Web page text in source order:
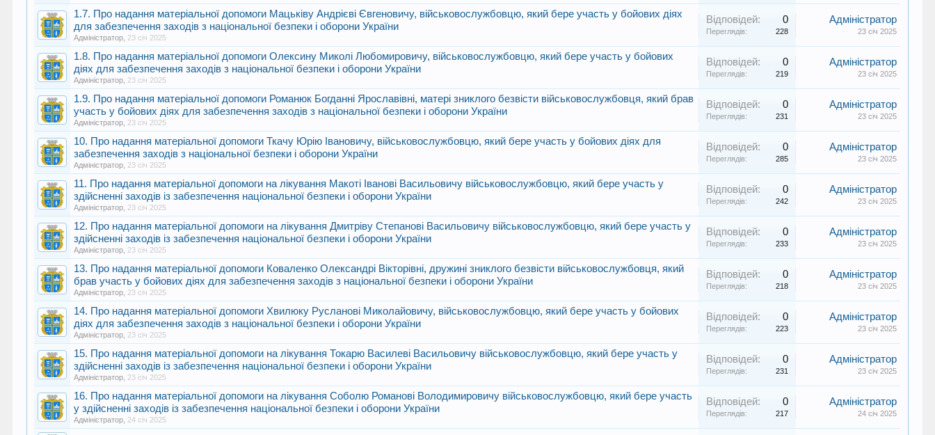
1.7. Про надання матеріальної допомоги Мацьківу Андрієві Євгеновичу, військовослужбовцю, який бере участь у бойових діях
для забезпечення заходів з національної безпеки і оборони України
Адміністратор 23 січ 2025
Відповідей: 0
Переглядів: 228
Адміністратор
23 січ 2025
1.8. Про надання матеріальної допомоги Олексину Миколі Любомировичу, військовослужбовцю, який бере участь у бойових
діях для забезпечення заходів з національної безпеки і оборони України
Адміністратор 23 січ 2025
Відповідей: 0
Переглядів: 219
Адміністратор
23 січ 2025
1.9. Про надання матеріальної допомоги Романюк Богданні Ярославівні, матері зниклого безвісти військовослужбовця, який брав
участь у бойових діях для забезпечення заходів з національної безпеки і оборони України
Адміністратор 23 січ 2025
Відповідей: 0
Переглядів: 231
Адміністратор
23 січ 2025
10. Про надання матеріальної допомоги Ткачу Юрію Івановичу, військовослужбовцю, який бере участь у бойових діях для
забезпечення заходів з національної безпеки і оборони України
Адміністратор 23 січ 2025
Відповідей: 0
Переглядів: 285
Адміністратор
23 січ 2025
11. Про надання матеріальної допомоги на лікування Макоті Іванові Васильовичу військовослужбовцю, який бере участь у
здійсненні заходів із забезпечення національної безпеки і оборони України
Адміністратор 23 січ 2025
Відповідей: 0
Переглядів: 242
Адміністратор
23 січ 2025
12. Про надання матеріальної допомоги на лікування Дмитріву Степанові Васильовичу військовослужбовцю, який бере участь у
здійсненні заходів із забезпечення національної безпеки і оборони України
Адміністратор 23 січ 2025
Відповідей: 0
Переглядів: 233
Адміністратор
23 січ 2025
13. Про надання матеріальної допомоги Коваленко Олександрі Вікторівні, дружині зниклого безвісти військовослужбовця, який
брав участь у бойових діях для забезпечення заходів з національної безпеки і оборони України
Адміністратор 23 січ 2025
Відповідей: 0
Переглядів: 218
Адміністратор
23 січ 2025
14. Про надання матеріальної допомоги Хвилюку Русланові Миколайовичу, військовослужбовцю, який бере участь у бойових
діях для забезпечення заходів з національної безпеки і оборони України
Адміністратор 23 січ 2025
Відповідей: 0
Переглядів: 223
Адміністратор
23 січ 2025
15. Про надання матеріальної допомоги на лікування Токарю Василеві Васильовичу військовослужбовцю, який бере участь у
здійсненні заходів із забезпечення національної безпеки і оборони України
Адміністратор 23 січ 2025
Відповідей: 0
Переглядів: 231
Адміністратор
23 січ 2025
16. Про надання матеріальної допомоги на лікування Соболю Романові Володимировичу військовослужбовцю, який бере участь
у здійсненні заходів із забезпечення національної безпеки і оборони України
Адміністратор 24 січ 2025
Відповідей: 0
Переглядів: 217
Адміністратор
24 січ 2025